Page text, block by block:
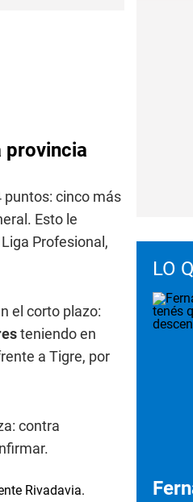
provincia
puntos: cinco más
Esto le
Profesional,
el corto plazo:
teniendo en
a Tigre, por
contra
LO